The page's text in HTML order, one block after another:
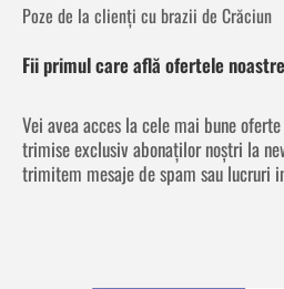
Poze de la clienți cu brazii de Crăciun
Fii primul care află ofertele noastre
Vei avea acces la cele mai bune
trimise exclusiv abonaților noștri la
trimitem mesaje de spam sau lucruri